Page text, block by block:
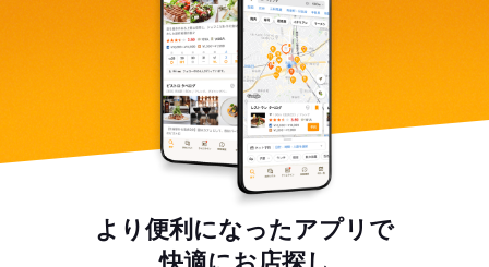
より便利になったアプリで